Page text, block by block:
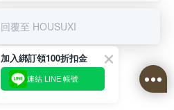
回覆至 HOUSUXI
加入綁訂領100折扣金
連結 LINE 帳號